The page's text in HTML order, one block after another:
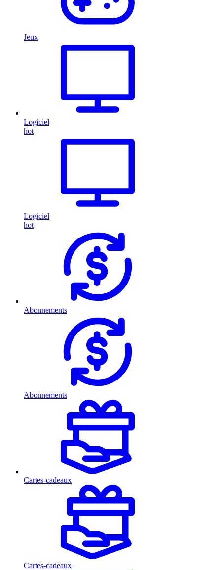
Jeux
Logiciel
hot
Logiciel
hot
Abonnements
Abonnements
Cartes-cadeaux
Cartes-cadeaux